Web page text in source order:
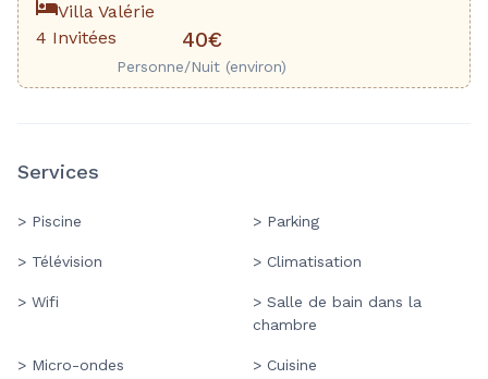
Villa Valérie
4 Invitées
40€
Personne/Nuit (environ)
Services
> Piscine > Parking
> Télévision > Climatisation
> Wifi
> Salle de bain dans la
chambre
> Micro-ondes > Cuisine